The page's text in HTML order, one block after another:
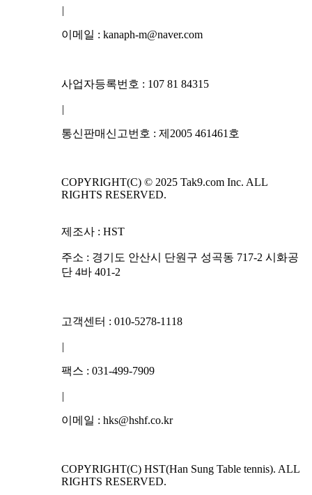
|
이메일 : kanaph-m@naver.com
사업자등록번호 : 107 81 84315
|
통신판매신고번호 : 제2005 461461호
COPYRIGHT(C) © 2025 Tak9.com Inc. ALL
RIGHTS RESERVED.
제조사 : HST
주소 : 경기도 안산시 단원구 성곡동 717-2 시화공
단 4바 401-2
고객센터 : 010-5278-1118
|
팩스 : 031-499-7909
|
이메일 : hks@hshf.co.kr
COPYRIGHT(C) HST(Han Sung Table tennis). ALL
RIGHTS RESERVED.